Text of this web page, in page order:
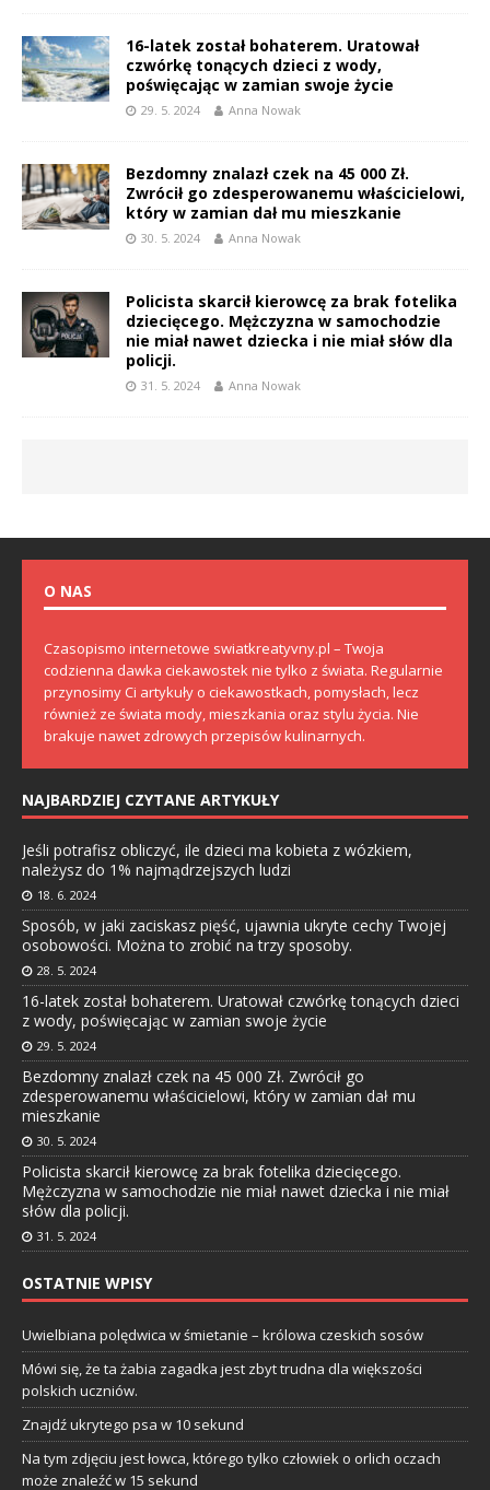
16-latek został bohaterem. Uratował
czwórkę tonących dzieci z wody,
poświęcając w zamian swoje życie
29. 5. 2024 Anna Nowak
Bezdomny znalazł czek na 45 000 Zł.
Zwrócił go zdesperowanemu właścicielowi,
który w zamian dał mu mieszkanie
30. 5. 2024 Anna Nowak
Policista skarcił kierowcę za brak fotelika
dziecięcego. Mężczyzna w samochodzie
nie miał nawet dziecka i nie miał słów dla
policji.
31. 5. 2024 Anna Nowak
O NAS
Czasopismo internetowe swiatkreatyvny.pl – Twoja
codzienna dawka ciekawostek nie tylko z świata. Regularnie
przynosimy Ci artykuły o ciekawostkach, pomysłach, lecz
również ze świata mody, mieszkania oraz stylu życia. Nie
brakuje nawet zdrowych przepisów kulinarnych.
NAJBARDZIEJ CZYTANE ARTYKUŁY
Jeśli potrafisz obliczyć, ile dzieci ma kobieta z wózkiem,
należysz do 1% najmądrzejszych ludzi
18. 6. 2024
Sposób, w jaki zaciskasz pięść, ujawnia ukryte cechy Twojej
osobowości. Można to zrobić na trzy sposoby.
28. 5. 2024
16-latek został bohaterem. Uratował czwórkę tonących dzieci
z wody, poświęcając w zamian swoje życie
29. 5. 2024
Bezdomny znalazł czek na 45 000 Zł. Zwrócił go
zdesperowanemu właścicielowi, który w zamian dał mu
mieszkanie
30. 5. 2024
Policista skarcił kierowcę za brak fotelika dziecięcego.
Mężczyzna w samochodzie nie miał nawet dziecka i nie miał
słów dla policji.
31. 5. 2024
OSTATNIE WPISY
Uwielbiana polędwica w śmietanie – królowa czeskich sosów
Mówi się, że ta żabia zagadka jest zbyt trudna dla większości
polskich uczniów.
Znajdź ukrytego psa w 10 sekund
Na tym zdjęciu jest łowca, którego tylko człowiek o orlich oczach
może znaleźć w 15 sekund